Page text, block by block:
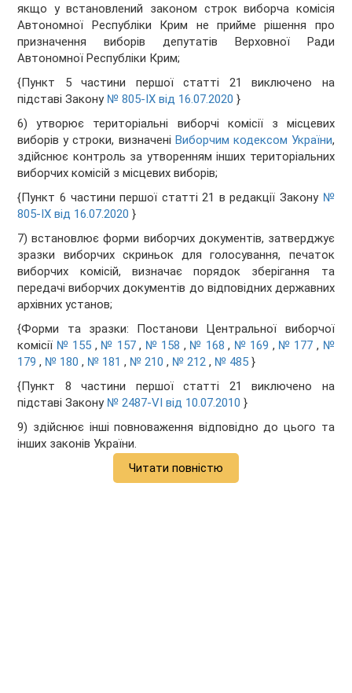
якщо у встановлений законом строк виборча комісія
Автономної Республіки Крим не прийме рішення про
призначення виборів депутатів Верховної Ради
Автономної Республіки Крим;
{Пункт 5 частини першої статті 21 виключено на
підставі Закону № 805-IX від 16.07.2020 }
6) утворює територіальні виборчі комісії з місцевих
виборів у строки, визначені Виборчим кодексом України,
здійснює контроль за утворенням інших територіальних
виборчих комісій з місцевих виборів;
{Пункт 6 частини першої статті 21 в редакції Закону №
805-IX від 16.07.2020 }
7) встановлює форми виборчих документів, затверджує
зразки виборчих скриньок для голосування, печаток
виборчих комісій, визначає порядок зберігання та
передачі виборчих документів до відповідних державних
архівних установ;
{Форми та зразки: Постанови Центральної виборчої
комісії № 155 , № 157, № 158 , № 168 , № 169 , № 177 , №
179 , № 180 , № 181 , № 210 , № 212 , № 485 }
{Пункт 8 частини першої статті 21 виключено на
підставі Закону № 2487-VI від 10.07.2010 }
9) здійснює інші повноваження відповідно до цього та
інших законів України.
Читати повністю